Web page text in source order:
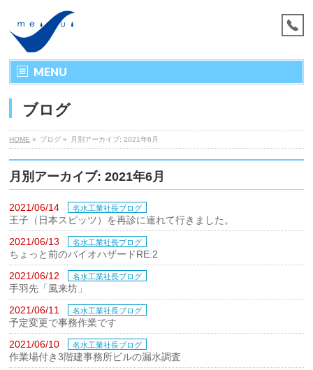
MENU
ブログ
HOME » ブログ » 月別アーカイブ: 2021年6月
月別アーカイブ: 2021年6月
2021/06/14 名水工業社長ブログ
王子（日本スピッツ）を再診に連れて行きました。
2021/06/13
名水工業社長ブログ
ちょっと前のバイオハザードRE:2
2021/06/12
名水工業社長ブログ
手羽先「風来坊」
2021/06/11
名水工業社長ブログ
予定変更で事務作業です
2021/06/10
名水工業社長ブログ
作業場付き3階建事務所ビルの漏水調査